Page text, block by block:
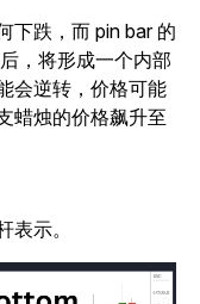
下跌，而 pin bar 的
，将形成一个内部
会逆转，价格可能
蜡烛的价格飙升至
示。